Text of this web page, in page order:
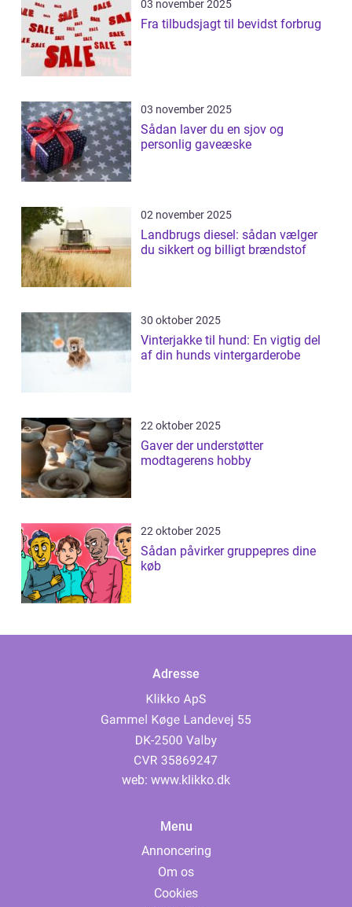
03 november 2025
Fra tilbudsjagt til bevidst forbrug
03 november 2025
Sådan laver du en sjov og
personlig gaveæske
02 november 2025
Landbrugs diesel: sådan vælger
du sikkert og billigt brændstof
30 oktober 2025
Vinterjakke til hund: En vigtig del
af din hunds vintergarderobe
22 oktober 2025
Gaver der understøtter
modtagerens hobby
22 oktober 2025
Sådan påvirker gruppepres dine
køb
Adresse
web: www.klikko.dk
Menu
Annoncering
Om os
Cookies